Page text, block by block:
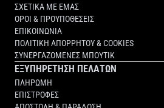
ΣΧΕΤΙΚΑ ΜΕ ΕΜΑΣ
ΟΡΟΙ & ΠΡΟΥΠΟΘΕΣΕΙΣ
ΕΠΙΚΟΙΝΩΝΙΑ
ΠΟΛΙΤΙΚΗ ΑΠΟΡΡΗΤΟΥ & COOKIES
ΣΥΝΕΡΓΑΖΟΜΕΝΕΣ ΜΠΟΥΤΙΚ
ΕΞΥΠΗΡΕΤΗΣΗ ΠΕΛΑΤΩΝ
ΠΛΗΡΩΜΗ
ΕΠΙΣΤΡΟΦΕΣ